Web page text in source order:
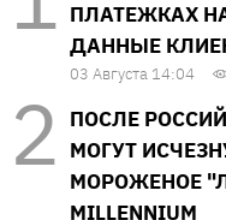
ПЛАТЕЖКАХ
ДАННЫЕ
03 Августа 14:04
ПОСЛЕ
МОГУТ
МОРОЖЕНОЕ
MILLENNIUM